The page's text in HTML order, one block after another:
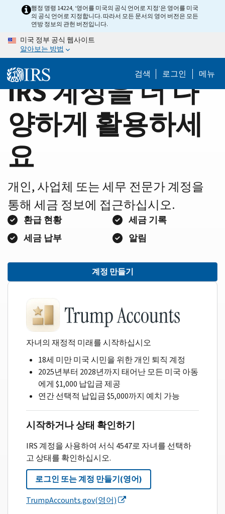
content
Home행정 명령 14224, ‘영어를 미국의 공식 언어로 지정’은 영어를 미국
의 공식 언어로 지정합니다. 따라서 모든 문서의 영어 버전은 모든
연방 정보의 관헌 버전입니다.
미국 정부 공식 웹사이트
알아보는 방법
검색 로그인 메뉴
IRS 계정을 더 다
양하게 활용하세
요
개인, 사업체 또는 세무 전문가 계정을
통해 세금 정보에 접근하십시오.
환급 현황
세금 기록
세금 납부
알림
계정 만들기
자녀의 재정적 미래를 시작하십시오
18세 미만 미국 시민을 위한 개인 퇴직 계정
2025년부터 2028년까지 태어난 모든 미국 아동
에게 $1,000 납입금 제공
연간 선택적 납입금 $5,000까지 예치 가능
시작하거나 상태 확인하기
IRS 계정을 사용하여 서식 4547로 자녀를 선택하
고 상태를 확인하십시오.
로그인 또는 계정 만들기(영어)
TrumpAccounts.gov(영어)